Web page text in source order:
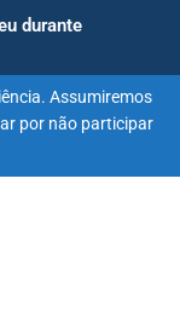
durante
em
Assumiremos
por não participar